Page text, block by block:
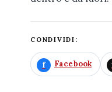
CONDIVIDI:
Facebook